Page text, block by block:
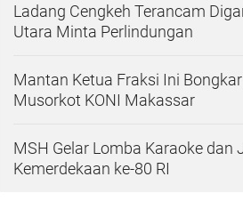
Ladang Cengkeh Terancam
Utara Minta Perlindungan
Mantan Ketua Fraksi Ini
Musorkot KONI Makassar
MSH Gelar Lomba Karaoke
Kemerdekaan ke-80 RI